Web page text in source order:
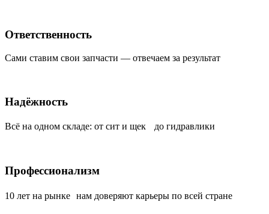
Ответственность
Сами ставим свои запчасти — отвечаем за результат
Надёжность
Всё на одном складе: от сит и щек до гидравлики
Профессионализм
10 лет на рынке нам доверяют карьеры по всей стране